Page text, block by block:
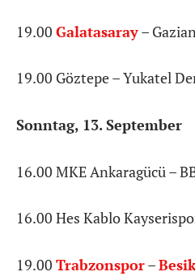
19.00 Galatasaray–
19.00 Göztepe – Yukatel
Sonntag, 13. September
16.00 MKE Ankaragücü –
16.00 Hes Kablo
19.00 Trabzonspor–